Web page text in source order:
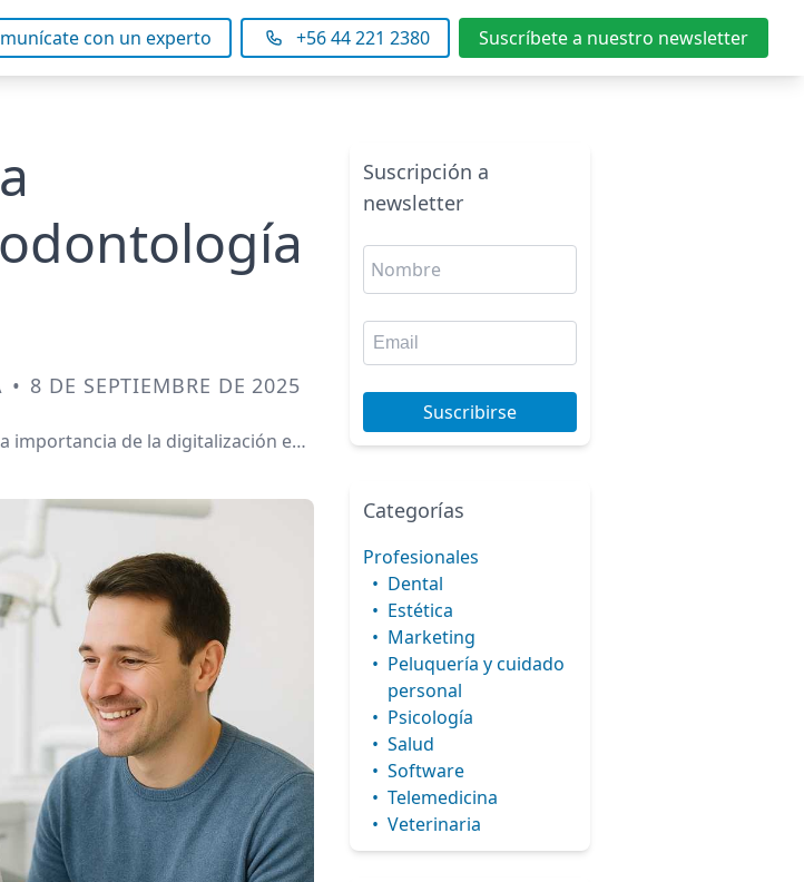
con un experto +56 44 221 2380 Suscríbete a nuestro newsletter
• 8 DE SEPTIEMBRE DE 2025
importancia de la digitalización en
Suscripción a
newsletter
Suscribirse
Categorías
Profesionales
• Dental
• Estética
• Marketing
• Peluquería y cuidado
personal
• Psicología
• Salud
• Software
• Telemedicina
• Veterinaria